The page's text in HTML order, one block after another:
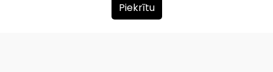
Par mums
Piekrītu